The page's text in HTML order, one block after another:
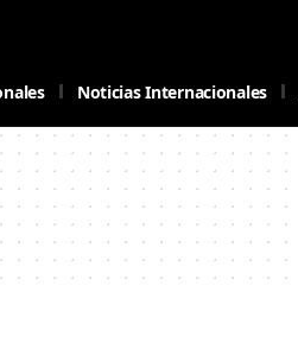
Noticias Internacionales